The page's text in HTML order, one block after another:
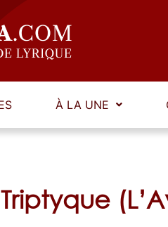
À LA UNE